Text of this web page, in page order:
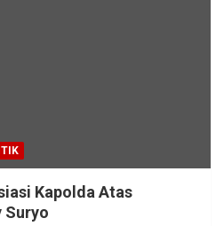
Kapolda Atas
Suryo